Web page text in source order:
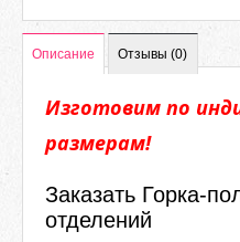
Описание Отзывы (0)
Изготовим по
размерам!
Заказать Горка-
отделений